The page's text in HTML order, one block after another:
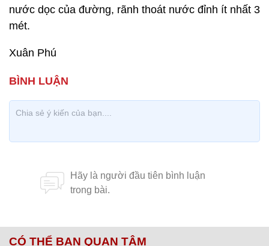
nước dọc của đường, rãnh thoát nước đỉnh ít nhất 3
mét.
Xuân Phú
CÓ THỂ BẠN QUAN TÂM